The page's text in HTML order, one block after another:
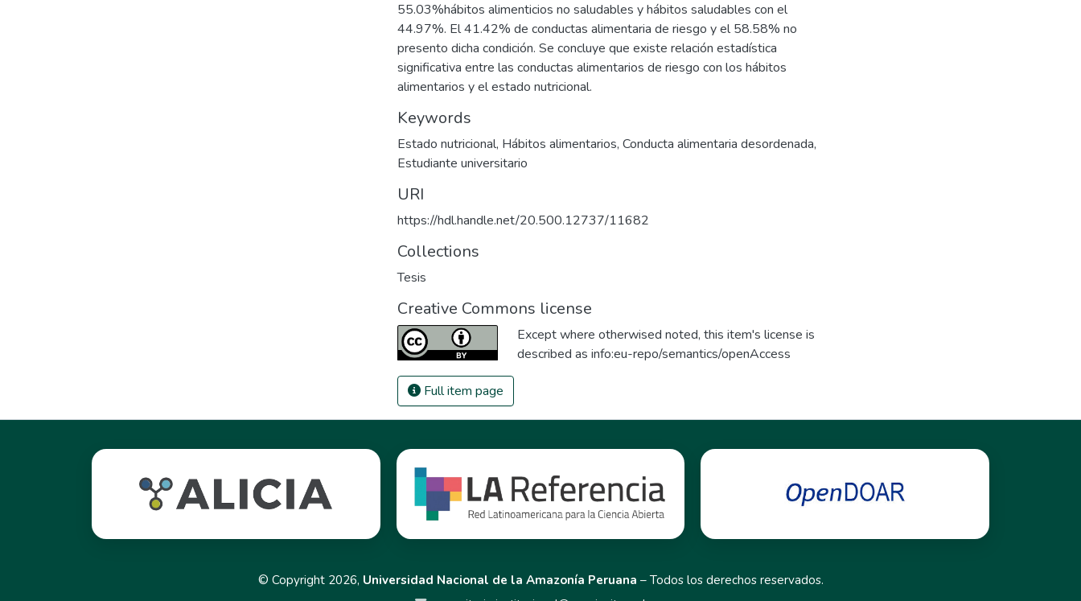
55.03%hábitos alimenticios no saludables y hábitos saludables con el
44.97%. El 41.42% de conductas alimentaria de riesgo y el 58.58% no
presento dicha condición. Se concluye que existe relación estadística
significativa entre las conductas alimentarios de riesgo con los hábitos
alimentarios y el estado nutricional.
Keywords
Estado nutricional, Hábitos alimentarios, Conducta alimentaria desordenada,
Estudiante universitario
URI
https://hdl.handle.net/20.500.12737/11682
Collections
Tesis
Creative Commons license
Except where otherwised noted, this item's license is
described as info:eu-repo/semantics/openAccess
Full item page
© Copyright 2026, Universidad Nacional de la Amazonía Peruana – Todos los derechos reservados.